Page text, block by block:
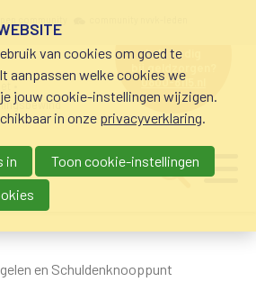
•
hulp nodig
bij geldzorgen?
0800-8115.nl
en Schuldenknooppunt
van cookies om goed te
aanpassen welke cookies we
jouw cookie-instellingen wijzigen.
in onze privacyverklaring.
in
Toon cookie-instellingen